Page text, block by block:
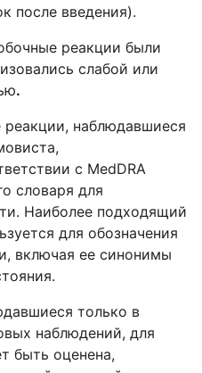
после введения).
реакции были
слабой или
.
наблюдавшиеся
с MedDRA
словаря для
Наиболее подходящий
для обозначения
включая ее синонимы
только в
наблюдений, для
быть оценена,